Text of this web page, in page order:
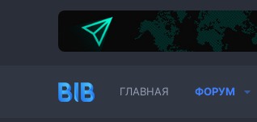
ГЛАВНАЯ ФОРУМ